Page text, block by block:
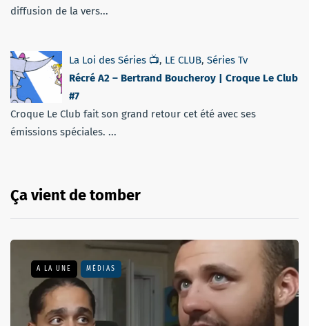
diffusion de la vers...
La Loi des Séries 📺, LE CLUB, Séries Tv
Récré A2 – Bertrand Boucheroy | Croque Le Club
#7
Croque Le Club fait son grand retour cet été avec ses
émissions spéciales. ...
Ça vient de tomber
A LA UNE MÉDIAS